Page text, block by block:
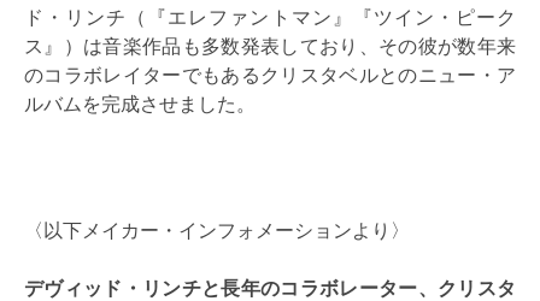
ド・リンチ（『エレファントマン』『ツイン・ピーク
ス』）は音楽作品も多数発表しており、その彼が数年来
のコラボレイターでもあるクリスタベルとのニュー・ア
ルバムを完成させました。
〈以下メイカー・インフォメーションより〉
デヴィッド・リンチと長年のコラボレーター、クリスタ